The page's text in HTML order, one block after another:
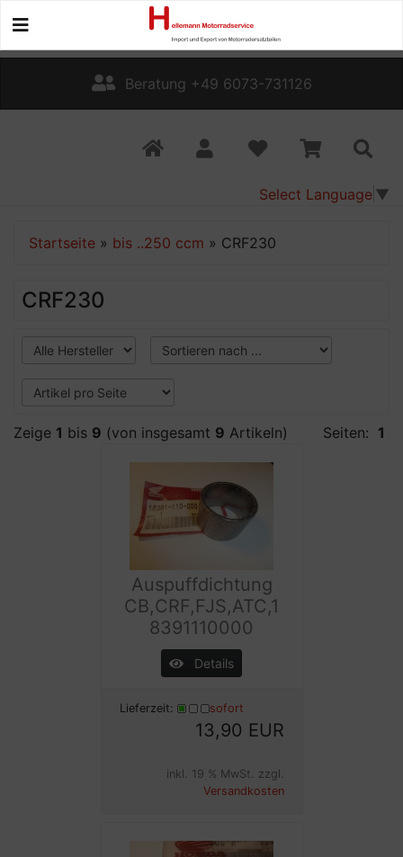
Beratung +49 6073-731126
Select Language ▼
Startseite » bis ..250 ccm » CRF230
CRF230
Zeige 1 bis 9 (von insgesamt 9 Artikeln) Seiten: 1
Auspuffdichtung
CB,CRF,FJS,ATC,1
8391110000
Details
Lieferzeit: sofort
13,90 EUR
inkl. 19 % MwSt. zzgl.
Versandkosten